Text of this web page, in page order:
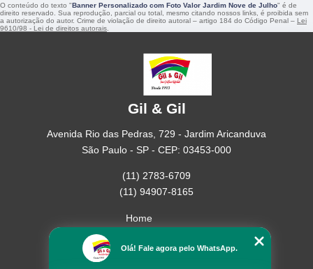
O conteúdo do texto "Banner Personalizado com Foto Valor Jardim Nove de Julho" é de
direito reservado. Sua reprodução, parcial ou total, mesmo citando nossos links, é proibida sem
a autorização do autor. Crime de violação de direito autoral – artigo 184 do Código Penal – Lei
9610/98 - Lei de direitos autorais
Gil & Gil
Avenida Rio das Pedras, 729 - Jardim Aricanduva
São Paulo - SP - CEP: 03453-000
(11) 2783-6709
(11) 94907-8165
Home
Missão
Olá! Fale agora pelo WhatsApp.